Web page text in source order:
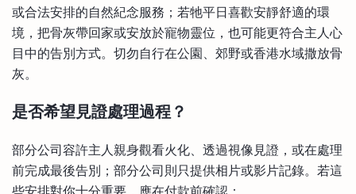
或合法安排的自然紀念服務；若牠平日喜歡安靜舒適的環
境，把骨灰帶回家或安放於寵物靈位，也可能更符合主人心
目中的告別方式。切勿自行在公園、郊野或香港水域撒放骨
灰。
是否希望見證處理過程？
部分公司容許主人親身觀看火化、透過視像見證，或在處理
前完成最後告別；部分公司則只提供相片或影片記錄。若這
些安排對你十分重要，應在付款前確認：